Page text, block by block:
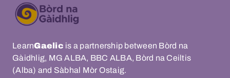
LearnGaelic is a partnership between Bòrd na
Gàidhlig, MG ALBA, BBC ALBA, Bòrd na Ceiltis
(Alba) and Sàbhal Mòr Ostaig.